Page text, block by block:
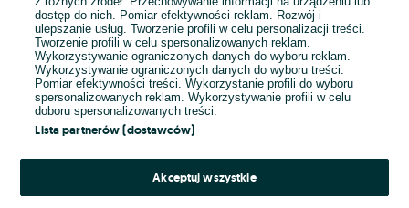
Hasło
dostęp do nich. Pomiar efektywności reklam. Rozwój i
ulepszanie usług. Tworzenie profili w celu personalizacji treści.
Tworzenie profili w celu spersonalizowanych reklam.
Wykorzystywanie ograniczonych danych do wyboru reklam.
Wykorzystywanie ograniczonych danych do wyboru treści.
Pomiar efektywności treści. Wykorzystanie profili do wyboru
spersonalizowanych reklam. Wykorzystywanie profili w celu
doboru spersonalizowanych treści.
Lista partnerów (dostawców)
Akceptuj wszystkie